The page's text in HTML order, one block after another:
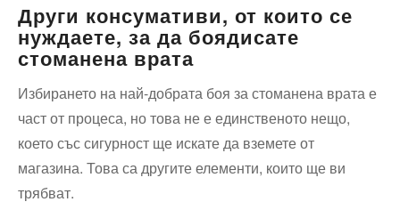
Други консумативи, от които се
нуждаете, за да боядисате
стоманена врата
Избирането на най-добрата боя за стоманена врата е
част от процеса, но това не е единственото нещо,
което със сигурност ще искате да вземете от
магазина. Това са другите елементи, които ще ви
трябват.